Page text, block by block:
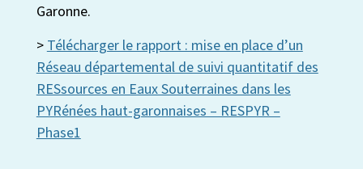
Garonne.
> Télécharger le rapport : mise en place d’un
Réseau départemental de suivi quantitatif des
RESsources en Eaux Souterraines dans les
PYRénées haut-garonnaises – RESPYR –
Phase1